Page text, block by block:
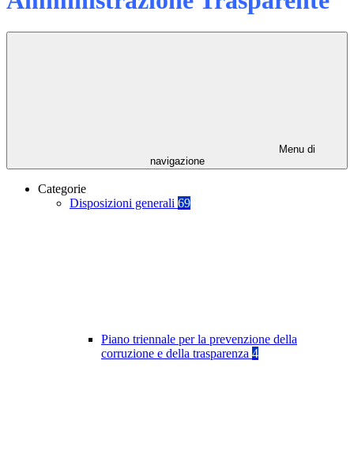
Menu di
navigazione
Categorie
Disposizioni generali 69
Piano triennale per la prevenzione della
corruzione e della trasparenza 4